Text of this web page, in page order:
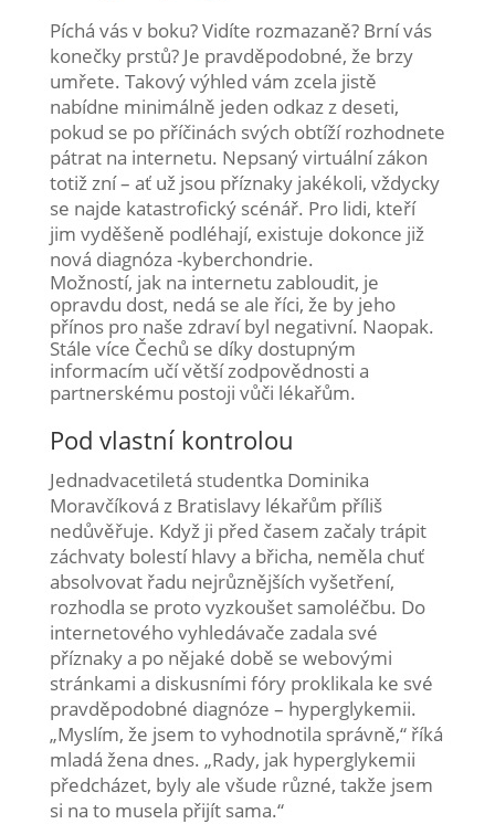
Píchá vás v boku? Vidíte rozmazaně? Brní vás
konečky prstů? Je pravděpodobné, že brzy
umřete. Takový výhled vám zcela jistě
nabídne minimálně jeden odkaz z deseti,
pokud se po příčinách svých obtíží rozhodnete
pátrat na internetu. Nepsaný virtuální zákon
totiž zní – ať už jsou příznaky jakékoli, vždycky
se najde katastrofický scénář. Pro lidi, kteří
jim vyděšeně podléhají, existuje dokonce již
nová diagnóza -kyberchondrie.
Možností, jak na internetu zabloudit, je
opravdu dost, nedá se ale říci, že by jeho
přínos pro naše zdraví byl negativní. Naopak.
Stále více Čechů se díky dostupným
informacím učí větší zodpovědnosti a
partnerskému postoji vůči lékařům.
Pod vlastní kontrolou
Jednadvacetiletá studentka Dominika
Moravčíková z Bratislavy lékařům příliš
nedůvěřuje. Když ji před časem začaly trápit
záchvaty bolestí hlavy a břicha, neměla chuť
absolvovat řadu nejrůznějších vyšetření,
rozhodla se proto vyzkoušet samoléčbu. Do
internetového vyhledávače zadala své
příznaky a po nějaké době se webovými
stránkami a diskusními fóry proklikala ke své
pravděpodobné diagnóze – hyperglykemii.
„Myslím, že jsem to vyhodnotila správně,“ říká
mladá žena dnes. „Rady, jak hyperglykemii
předcházet, byly ale všude různé, takže jsem
si na to musela přijít sama.“